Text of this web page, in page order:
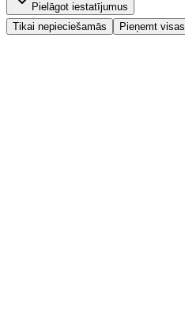
Pielāgot iestatījumus
Tikai nepieciešamās
Pieņemt visas